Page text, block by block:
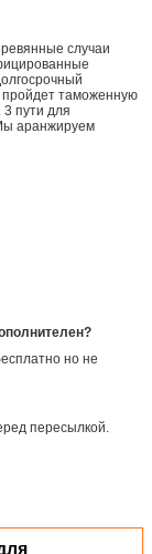
случаи
таможенную
пути для
аранжируем
но не
пересылкой.